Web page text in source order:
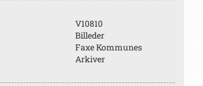
V10810
Billeder
Faxe Kommunes
Arkiver